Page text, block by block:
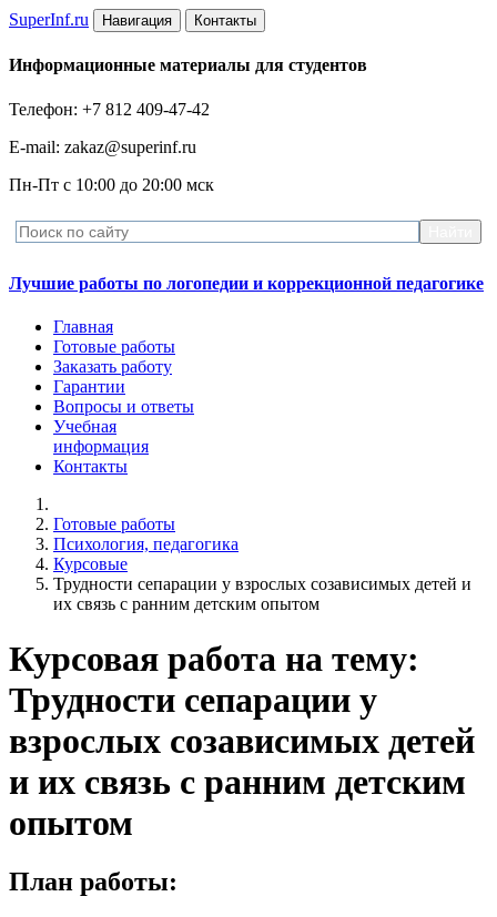
SuperInf.ru Навигация Контакты
Информационные материалы для студентов
Телефон: +7 812 409-47-42
E-mail: zakaz@superinf.ru
Пн-Пт с 10:00 до 20:00 мск
Лучшие работы по логопедии и коррекционной педагогике
Главная
Готовые работы
Заказать работу
Гарантии
Вопросы и ответы
Учебная
информация
Контакты
Готовые работы
Психология, педагогика
Курсовые
Трудности сепарации у взрослых созависимых детей и
их связь с ранним детским опытом
Курсовая работа на тему:
Трудности сепарации у
взрослых созависимых детей
и их связь с ранним детским
опытом
План работы: